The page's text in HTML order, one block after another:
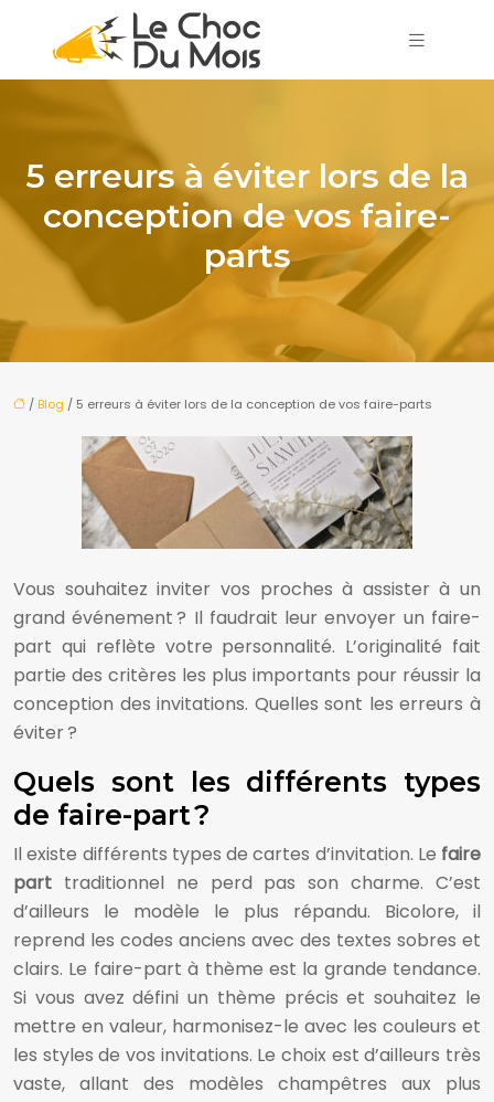
5 erreurs à éviter lors de la
conception de vos faire-
parts
/Blog / 5 erreurs à éviter lors de la conception de vos faire-parts
Vous souhaitez inviter vos proches à assister à un
grand événement ? Il faudrait leur envoyer un faire-
part qui reflète votre personnalité. L’originalité fait
partie des critères les plus importants pour réussir la
conception des invitations. Quelles sont les erreurs à
éviter ?
Quels sont les différents types
de faire-part ?
Il existe différents types de cartes d’invitation. Le faire
part traditionnel ne perd pas son charme. C’est
d’ailleurs le modèle le plus répandu. Bicolore, il
reprend les codes anciens avec des textes sobres et
clairs. Le faire-part à thème est la grande tendance.
Si vous avez défini un thème précis et souhaitez le
mettre en valeur, harmonisez-le avec les couleurs et
les styles de vos invitations. Le choix est d’ailleurs très
vaste, allant des modèles champêtres aux plus